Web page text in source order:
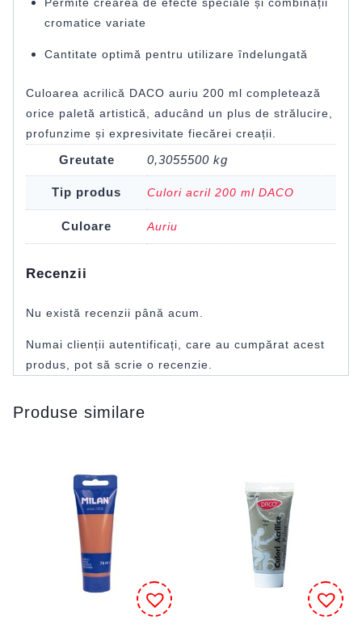
Permite crearea de efecte speciale și combinații
cromatice variate
Cantitate optimă pentru utilizare îndelungată
Culoarea acrilică DACO auriu 200 ml completează
orice paletă artistică, aducând un plus de strălucire,
profunzime și expresivitate fiecărei creații.
Greutate 0,3055500 kg
Tip produs Culori acril 200 ml DACO
Culoare Auriu
Recenzii
Nu există recenzii până acum.
Numai clienții autentificați, care au cumpărat acest
produs, pot să scrie o recenzie.
Produse similare